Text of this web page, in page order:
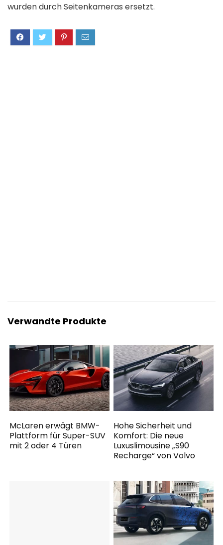
wurden durch Seitenkameras ersetzt.
Verwandte Produkte
McLaren erwägt BMW-
Plattform für Super-SUV
mit 2 oder 4 Türen
Hohe Sicherheit und
Komfort: Die neue
Luxuslimousine „S90
Recharge“ von Volvo